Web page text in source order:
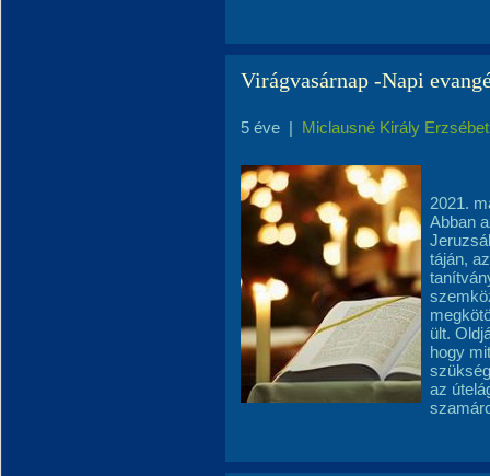
Virágvasárnap -Napi
5 éve | Miclausné Király Erzsébet
2021.
Abban
táján,
ült.
hogy
az